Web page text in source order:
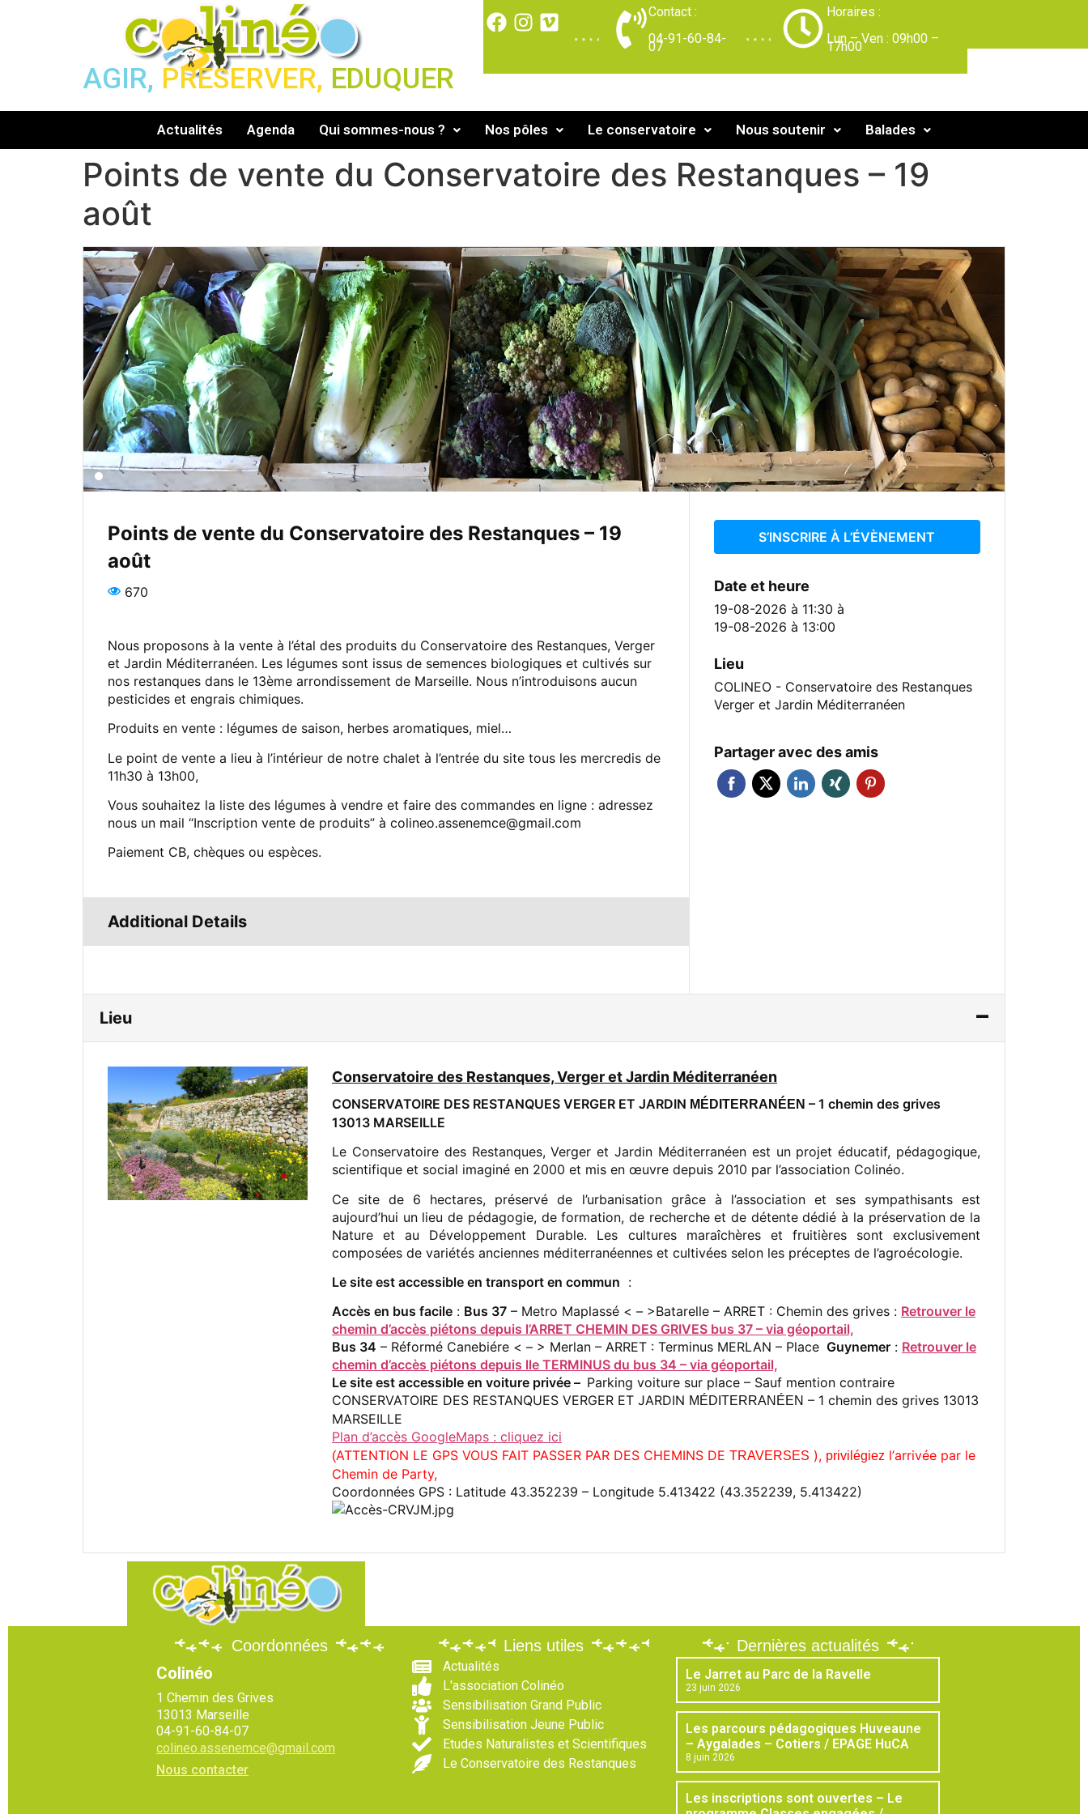
Contact :
04-91-60-84-
07
Horaires :
Lun – Ven : 09h00 –
17h00
AGIR, PRESERVER, EDUQUER
Actualités Agenda Qui sommes-nous ? Nos pôles Le conservatoire Nous soutenir Balades
Points de vente du Conservatoire des Restanques – 19
août
Points de vente du Conservatoire des Restanques – 19
août
670
Nous proposons à la vente à l’étal des produits du Conservatoire des Restanques, Verger
et Jardin Méditerranéen. Les légumes sont issus de semences biologiques et cultivés sur
nos restanques dans le 13ème arrondissement de Marseille. Nous n’introduisons aucun
pesticides et engrais chimiques.
Produits en vente : légumes de saison, herbes aromatiques, miel…
Le point de vente a lieu à l’intérieur de notre chalet à l’entrée du site tous les mercredis de
11h30 à 13h00,
Vous souhaitez la liste des légumes à vendre et faire des commandes en ligne : adressez
nous un mail “Inscription vente de produits” à colineo.assenemce@gmail.com
Paiement CB, chèques ou espèces.
Additional Details
S’INSCRIRE À L’ÉVÈNEMENT
Date et heure
19-08-2026 à 11:30 à
19-08-2026 à 13:00
Lieu
COLINEO - Conservatoire des Restanques
Verger et Jardin Méditerranéen
Partager avec des amis
Lieu
Conservatoire des Restanques, Verger et Jardin Méditerranéen
CONSERVATOIRE DES RESTANQUES VERGER ET JARDIN MÉDITERRANÉEN – 1 chemin des grives
13013 MARSEILLE
Le Conservatoire des Restanques, Verger et Jardin Méditerranéen est un projet éducatif, pédagogique,
scientifique et social imaginé en 2000 et mis en œuvre depuis 2010 par l’association Colinéo.
Ce site de 6 hectares, préservé de l’urbanisation grâce à l’association et ses sympathisants est
aujourd’hui un lieu de pédagogie, de formation, de recherche et de détente dédié à la préservation de la
Nature et au Développement Durable. Les cultures maraîchères et fruitières sont exclusivement
composées de variétés anciennes méditerranéennes et cultivées selon les préceptes de l’agroécologie.
Le site est accessible en transport en commun :
Accès en bus facile : Bus 37 – Metro Maplassé < – >Batarelle – ARRET : Chemin des grives : Retrouver le
chemin d’accès piétons depuis l’ARRET CHEMIN DES GRIVES bus 37 – via géoportail,
Bus 34 – Réformé Canebiére < – > Merlan – ARRET : Terminus MERLAN – Place Guynemer : Retrouver le
chemin d’accès piétons depuis lle TERMINUS du bus 34 – via géoportail,
Le site est accessible en voiture privée – Parking voiture sur place – Sauf mention contraire
CONSERVATOIRE DES RESTANQUES VERGER ET JARDIN MÉDITERRANÉEN – 1 chemin des grives 13013
MARSEILLE
Plan d’accès GoogleMaps : cliquez ici
(ATTENTION LE GPS VOUS FAIT PASSER PAR DES CHEMINS DE TRAVERSES ), privilégiez l’arrivée par le
Chemin de Party,
Coordonnées GPS : Latitude 43.352239 – Longitude 5.413422 (43.352239, 5.413422)
Coordonnées
Colinéo
1 Chemin des Grives
13013 Marseille
04-91-60-84-07
colineo.assenemce@gmail.com
Nous contacter
Liens utiles
Actualités
L'association Colinéo
Sensibilisation Grand Public
Sensibilisation Jeune Public
Etudes Naturalistes et Scientifiques
Le Conservatoire des Restanques
Dernières actualités
Le Jarret au Parc de la Ravelle
23 juin 2026
Les parcours pédagogiques Huveaune
– Aygalades – Cotiers / EPAGE HuCA
8 juin 2026
Les inscriptions sont ouvertes – Le